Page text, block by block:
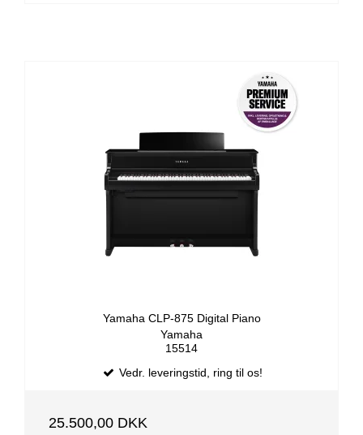
Yamaha CLP-875 Digital Piano
Yamaha
15514
Vedr. leveringstid, ring til os!
25.500,00 DKK